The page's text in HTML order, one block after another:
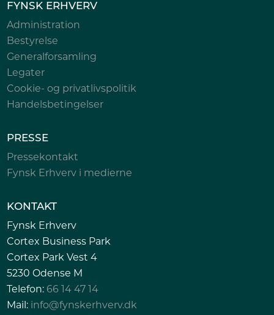
FYNSK ERHVERV
Administration
Bestyrelse
Generalforsamling
Legater
Cookie- og privatlivspolitik
Handelsbetingelser
PRESSE
Pressekontakt
Fynsk Erhverv i medierne
KONTAKT
Fynsk Erhverv
Cortex Business Park
Cortex Park Vest 4
5230 Odense M
Telefon: 66 14 47 14
Mail: info@fynskerhverv.dk